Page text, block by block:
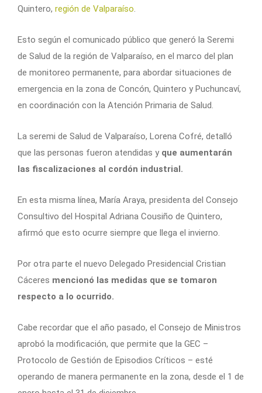
Quintero, región de Valparaíso
Esto según el comunicado público que generó la Seremi
de Salud de la región de Valparaíso, en el marco del plan
de monitoreo permanente, para abordar situaciones de
emergencia en la zona de Concón, Quintero y Puchuncaví,
en coordinación con la Atención Primaria de Salud.
La seremi de Salud de Valparaíso, Lorena Cofré, detalló
que las personas fueron atendidas y que aumentarán
las fiscalizaciones al cordón industrial.
En esta misma línea, María Araya, presidenta del Consejo
Consultivo del Hospital Adriana Cousiño de Quintero,
afirmó que esto ocurre siempre que llega el invierno.
Por otra parte el nuevo Delegado Presidencial Cristian
Cáceres mencionó las medidas que se tomaron
respecto a lo ocurrido.
Cabe recordar que el año pasado, el Consejo de Ministros
aprobó la modificación, que permite que la GEC –
Protocolo de Gestión de Episodios Críticos – esté
operando de manera permanente en la zona, desde el 1 de